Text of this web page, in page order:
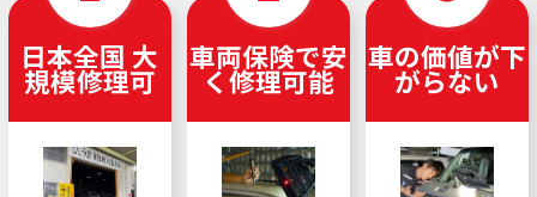
日本全国 大
規模修理可
車両保険で安
く修理可能
車の価値が下
がらない